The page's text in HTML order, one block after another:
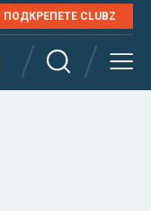
ПОДКРЕПЕТЕ CLUBZ